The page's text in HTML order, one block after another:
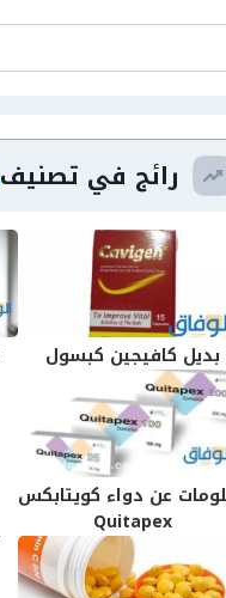
رائج في تصنيف
بديل كافيجين كبسول
عن دواء كويتابكس
Quitapex